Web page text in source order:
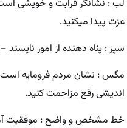
لب : نشانگر قرابت و خویشی است
عزت پیدا میکنید.
سپر : پناه دهنده از امور
مگس : نشان مردم فرومایه است
اندیشی رفع مزاحمت کنید.
خط مشخص و واضح : موفقیت